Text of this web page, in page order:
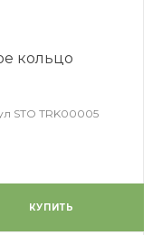
кольцо
STO TRK00005
КУПИТЬ